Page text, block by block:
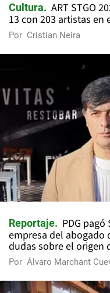
Cultura
ART STGO
13 con 203 artistas en
Por Cristian Neira
Reportaje
PDG
empresa del abogado
dudas sobre el origen
Por Álvaro Marchant